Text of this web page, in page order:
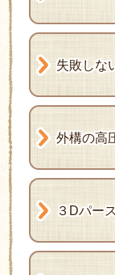
失敗しな
外構の高
３Dパー